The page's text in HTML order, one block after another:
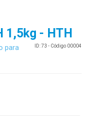
1,5kg - HTH
para
ID: 73 - Código 00004